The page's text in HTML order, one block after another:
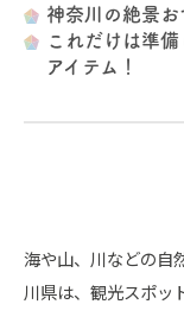
神奈川の絶景お
これだけは準
アイテム！
海や山、川などの自
川県は、観光スポッ